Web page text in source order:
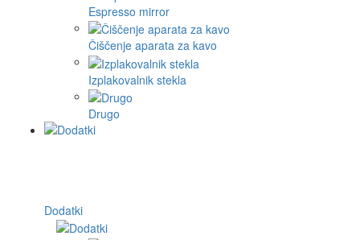
Espresso mirror
Čiščenje aparata za kavo
Izplakovalnik stekla
Drugo
Dodatki